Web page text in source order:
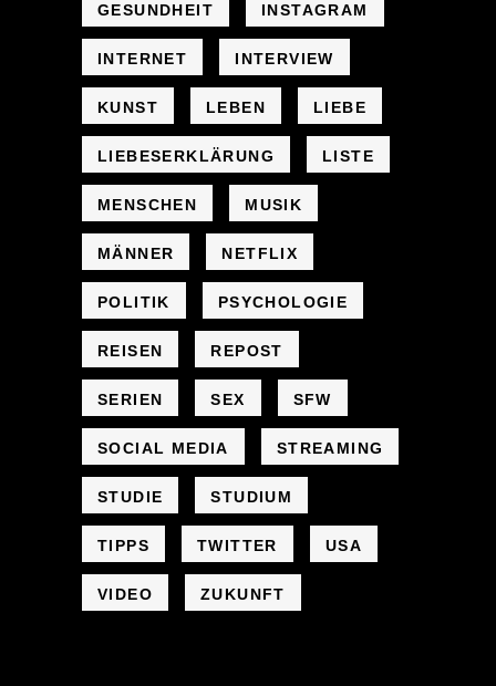
GESUNDHEIT INSTAGRAM
INTERNET INTERVIEW
KUNST LEBEN LIEBE
LIEBESERKLÄRUNG LISTE
MENSCHEN MUSIK
MÄNNER NETFLIX
POLITIK PSYCHOLOGIE
REISEN REPOST
SERIEN SEX SFW
SOCIAL MEDIA STREAMING
STUDIE STUDIUM
TIPPS TWITTER USA
VIDEO ZUKUNFT